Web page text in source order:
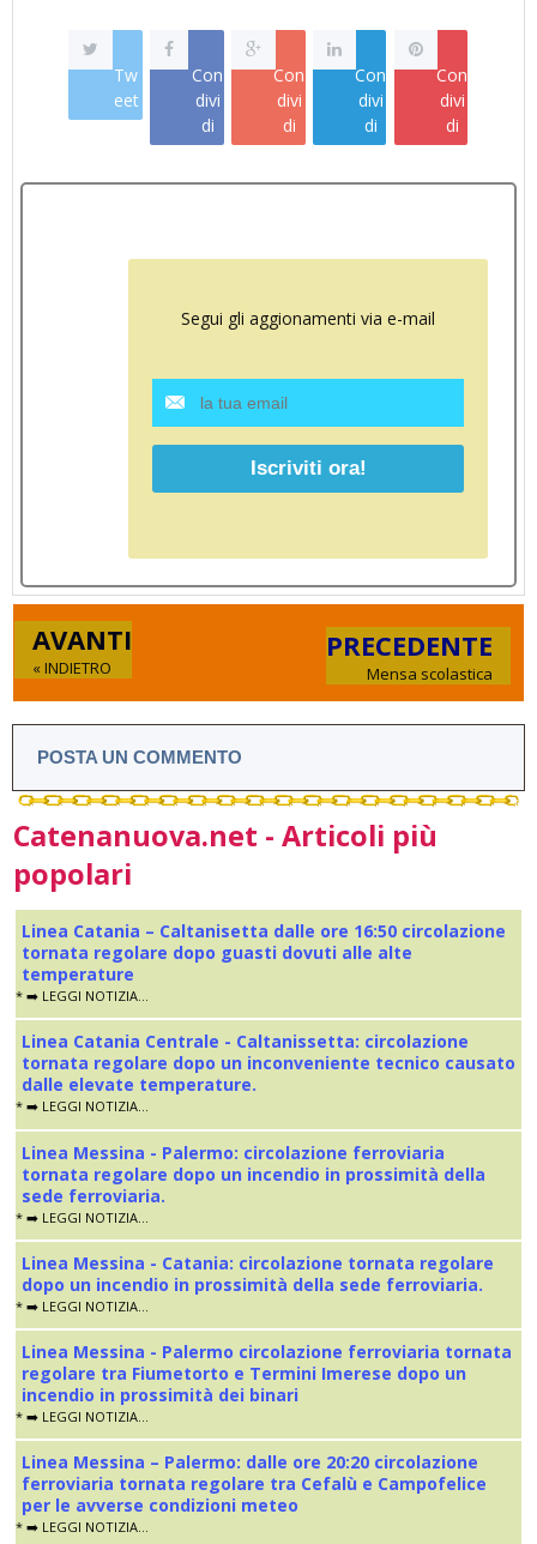
Tw
eet
Con
divi
di
Con
divi
di
Con
divi
di
Con
divi
di
Segui gli aggionamenti via e-mail
AVANTI
« INDIETRO
PRECEDENTE
Mensa scolastica
POSTA UN COMMENTO
Catenanuova.net - Articoli più
popolari
Linea Catania – Caltanisetta dalle ore 16:50 circolazione
tornata regolare dopo guasti dovuti alle alte
temperature
* ➡️ LEGGI NOTIZIA...
Linea Catania Centrale - Caltanissetta: circolazione
tornata regolare dopo un inconveniente tecnico causato
dalle elevate temperature.
* ➡️ LEGGI NOTIZIA...
Linea Messina - Palermo: circolazione ferroviaria
tornata regolare dopo un incendio in prossimità della
sede ferroviaria.
* ➡️ LEGGI NOTIZIA...
Linea Messina - Catania: circolazione tornata regolare
dopo un incendio in prossimità della sede ferroviaria.
* ➡️ LEGGI NOTIZIA...
Linea Messina - Palermo circolazione ferroviaria tornata
regolare tra Fiumetorto e Termini Imerese dopo un
incendio in prossimità dei binari
* ➡️ LEGGI NOTIZIA...
Linea Messina – Palermo: dalle ore 20:20 circolazione
ferroviaria tornata regolare tra Cefalù e Campofelice
per le avverse condizioni meteo
* ➡️ LEGGI NOTIZIA...